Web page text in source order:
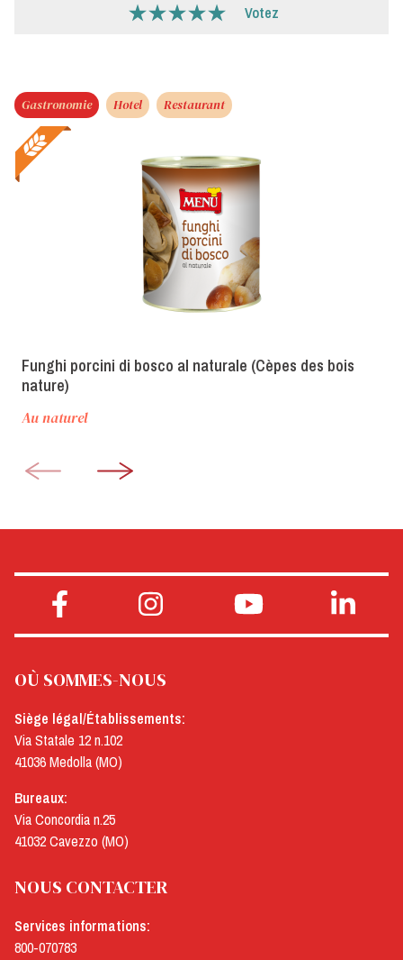
Votez
Gastronomie Hotel Restaurant
Funghi porcini di bosco al naturale (Cèpes des bois
nature)
Au naturel
OÙ SOMMES-NOUS
Siège légal/Établissements:
Via Statale 12 n.102
41036 Medolla (MO)
Bureaux:
Via Concordia n.25
41032 Cavezzo (MO)
NOUS CONTACTER
Services informations:
800-070783